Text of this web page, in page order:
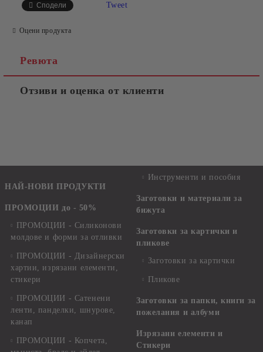
Сподели Tweet
Оцени продукта
Ревюта
Отзиви и оценка от клиенти
НАЙ-НОВИ ПРОДУКТИ
ПРОМОЦИИ до - 50%
ПРОМОЦИИ - Силиконови
молдове и форми за отливки
ПРОМОЦИИ - Дизайнерски
хартии, изрязани елементи,
стикери
ПРОМОЦИИ - Сатенени
ленти, панделки, шнурове,
канап
ПРОМОЦИИ - Копчета,
Инструменти и пособия
Заготовки и материали за
бижута
Заготовки за картички и
пликове
Заготовки за картички
Пликове
Заготовки за папки, книги за
пожелания и албуми
Изрязани елементи и
Стикери